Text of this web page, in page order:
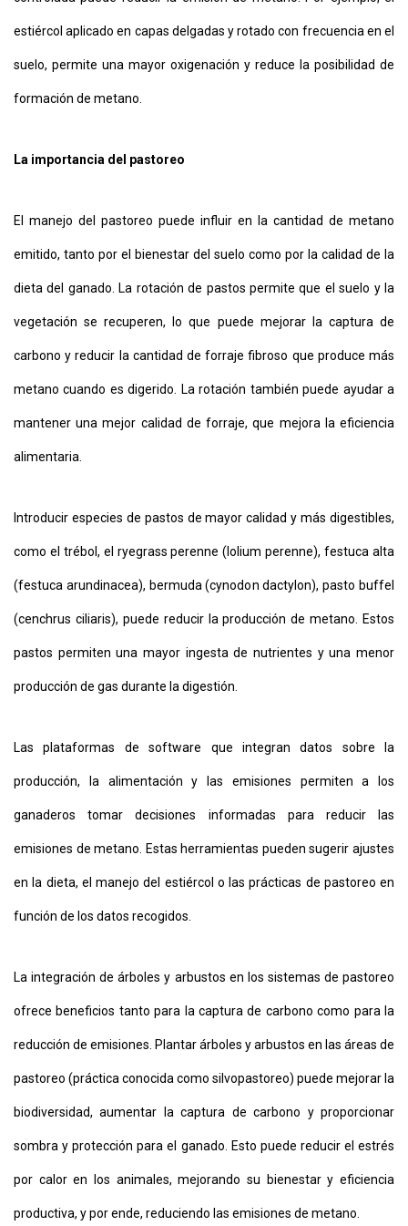
estiércol aplicado en capas delgadas y rotado con frecuencia en el
suelo, permite una mayor oxigenación y reduce la posibilidad de
formación de metano.
La importancia del pastoreo
El manejo del pastoreo puede influir en la cantidad de metano
emitido, tanto por el bienestar del suelo como por la calidad de la
dieta del ganado. La rotación de pastos permite que el suelo y la
vegetación se recuperen, lo que puede mejorar la captura de
carbono y reducir la cantidad de forraje fibroso que produce más
metano cuando es digerido. La rotación también puede ayudar a
mantener una mejor calidad de forraje, que mejora la eficiencia
alimentaria.
Introducir especies de pastos de mayor calidad y más digestibles,
como el trébol, el ryegrass perenne (lolium perenne), festuca alta
(festuca arundinacea), bermuda (cynodon dactylon), pasto buffel
(cenchrus ciliaris), puede reducir la producción de metano. Estos
pastos permiten una mayor ingesta de nutrientes y una menor
producción de gas durante la digestión.
Las plataformas de software que integran datos sobre la
producción, la alimentación y las emisiones permiten a los
ganaderos tomar decisiones informadas para reducir las
emisiones de metano. Estas herramientas pueden sugerir ajustes
en la dieta, el manejo del estiércol o las prácticas de pastoreo en
función de los datos recogidos.
La integración de árboles y arbustos en los sistemas de pastoreo
ofrece beneficios tanto para la captura de carbono como para la
reducción de emisiones. Plantar árboles y arbustos en las áreas de
pastoreo (práctica conocida como silvopastoreo) puede mejorar la
biodiversidad, aumentar la captura de carbono y proporcionar
sombra y protección para el ganado. Esto puede reducir el estrés
por calor en los animales, mejorando su bienestar y eficiencia
productiva, y por ende, reduciendo las emisiones de metano.